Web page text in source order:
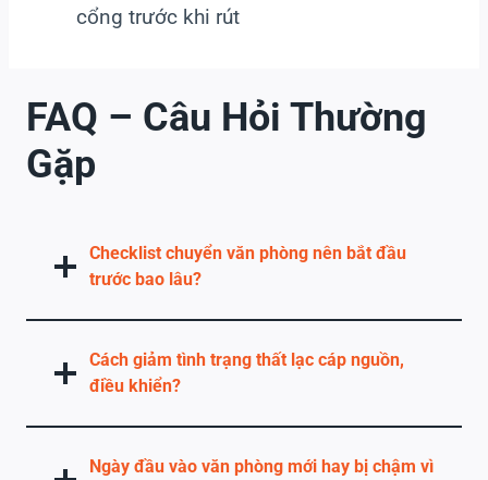
cổng trước khi rút
FAQ – Câu Hỏi Thường
Gặp
Checklist chuyển văn phòng nên bắt đầu
trước bao lâu?
Cách giảm tình trạng thất lạc cáp nguồn,
điều khiển?
Ngày đầu vào văn phòng mới hay bị chậm vì